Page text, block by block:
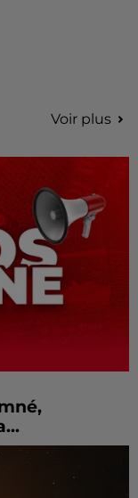
Voir plus